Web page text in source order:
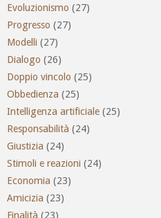
Evoluzionismo (27)
Progresso (27)
Modelli (27)
Dialogo (26)
Doppio vincolo (25)
Obbedienza (25)
Intelligenza artificiale (25)
Responsabilità (24)
Giustizia (24)
Stimoli e reazioni (24)
Economia (23)
Amicizia (23)
Finalità (23)